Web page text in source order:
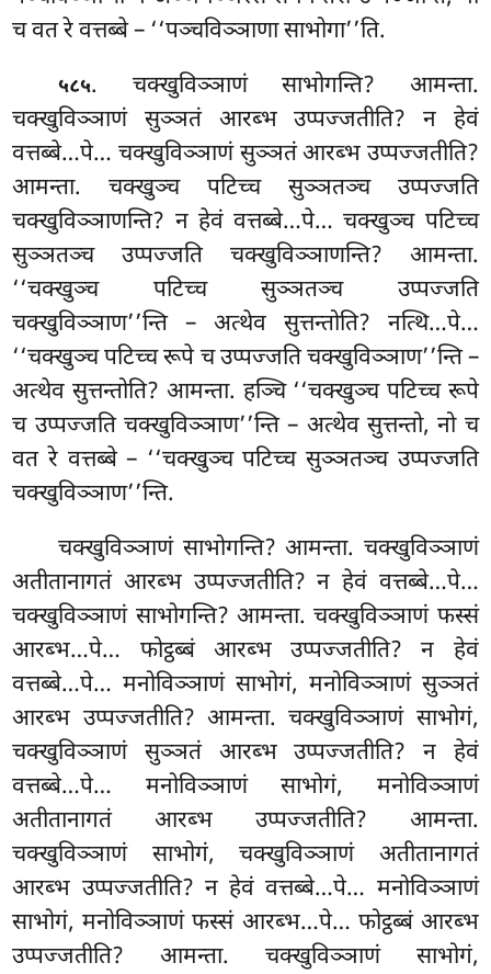
च वत रे वत्तब्बे – ‘‘पञ्चविञ्ञाणा साभोगा’’ति.
५८५. चक्खुविञ्ञाणंसाभोगन्ति? आमन्ता.
चक्खुविञ्ञाणं सुञ्ञतं आरब्भ उप्पज्जतीति? न हेवं
वत्तब्बे…पे… चक्खुविञ्ञाणं सुञ्ञतं आरब्भ उप्पज्जतीति?
आमन्ता. चक्खुञ्च पटिच्च सुञ्ञतञ्च उप्पज्जति
चक्खुविञ्ञाणन्ति? न हेवं वत्तब्बे…पे… चक्खुञ्च पटिच्च
सुञ्ञतञ्च उप्पज्जति चक्खुविञ्ञाणन्ति? आमन्ता.
‘‘चक्खुञ्च पटिच्च सुञ्ञतञ्च उप्पज्जति
चक्खुविञ्ञाण’’न्ति – अत्थेव सुत्तन्तोति? नत्थि…पे…
‘‘चक्खुञ्च पटिच्च रूपे च उप्पज्जति चक्खुविञ्ञाण’’न्ति –
अत्थेव सुत्तन्तोति? आमन्ता. हञ्चि ‘‘चक्खुञ्च पटिच्च रूपे
च उप्पज्जति चक्खुविञ्ञाण’’न्ति – अत्थेव सुत्तन्तो, नो च
वत रे वत्तब्बे – ‘‘चक्खुञ्च पटिच्च सुञ्ञतञ्च उप्पज्जति
चक्खुविञ्ञाण’’न्ति.
चक्खुविञ्ञाणं साभोगन्ति? आमन्ता. चक्खुविञ्ञाणं
अतीतानागतं आरब्भ उप्पज्जतीति? न हेवं वत्तब्बे…पे…
चक्खुविञ्ञाणं साभोगन्ति? आमन्ता. चक्खुविञ्ञाणं फस्सं
आरब्भ…पे… फोट्ठब्बं आरब्भ उप्पज्जतीति? न हेवं
वत्तब्बे…पे… मनोविञ्ञाणं साभोगं, मनोविञ्ञाणं सुञ्ञतं
आरब्भ उप्पज्जतीति? आमन्ता. चक्खुविञ्ञाणं साभोगं,
चक्खुविञ्ञाणं सुञ्ञतं आरब्भ उप्पज्जतीति? न हेवं
वत्तब्बे…पे… मनोविञ्ञाणंसाभोगं, मनोविञ्ञाणं
अतीतानागतं आरब्भ उप्पज्जतीति? आमन्ता.
चक्खुविञ्ञाणं साभोगं, चक्खुविञ्ञाणं अतीतानागतं
आरब्भ उप्पज्जतीति? न हेवं वत्तब्बे…पे… मनोविञ्ञाणं
साभोगं, मनोविञ्ञाणं फस्सं आरब्भ…पे… फोट्ठब्बं आरब्भ
उप्पज्जतीति? आमन्ता. चक्खुविञ्ञाणं साभोगं,